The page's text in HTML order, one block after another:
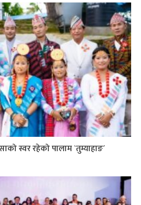
स्वर रहेको पालाम `तुम्याहाङ´